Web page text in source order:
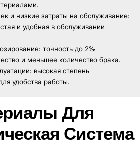
и низкие затраты на обслуживание:
и удобная в обслуживании
точность до 2‰
и меньшее количество брака.
высокая степень
удобства работы.
Для
Система